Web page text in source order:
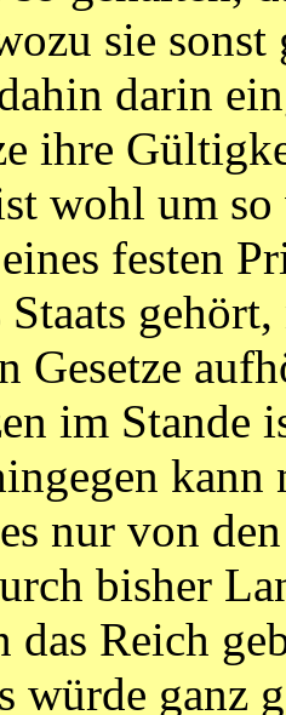
sie
darin
ihre
wohl um
festen
Staats
Gesetze
im Stande
kann
nur von
bisher
das Reich
würde ganz